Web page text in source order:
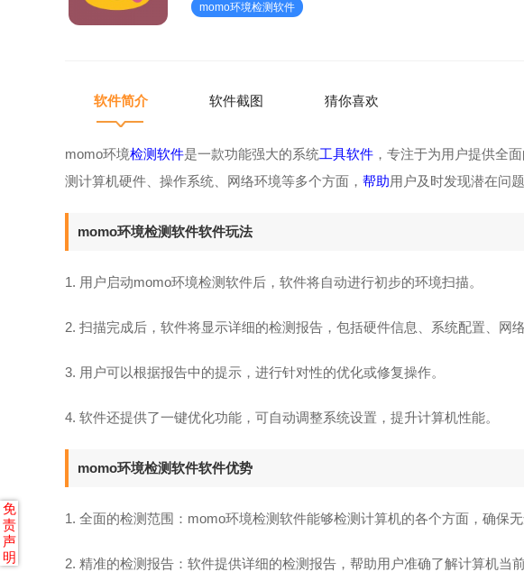
momo环境检测软件
软件简介 软件截图 猜你喜欢
momo环境检测软件是一款功能强大的系统工具软件 ，专注于为用户提供全
测计算机硬件、操作系统、网络环境等多个方面， 帮助用户及时发现潜在问
momo环境检测软件软件玩法
1. 用户启动momo环境检测软件后，软件将自动进行初步的环境扫描。
2. 扫描完成后，软件将显示详细的检测报告，包括硬件信息、系统配置、网络
3. 用户可以根据报告中的提示，进行针对性的优化或修复操作。
4. 软件还提供了一键优化功能，可自动调整系统设置，提升计算机性能。
momo环境检测软件软件优势
1. 全面的检测范围：momo环境检测软件能够检测计算机的各个方面，确保无
2. 精准的检测报告：软件提供详细的检测报告，帮助用户准确了解计算机当前
免
责
声
明